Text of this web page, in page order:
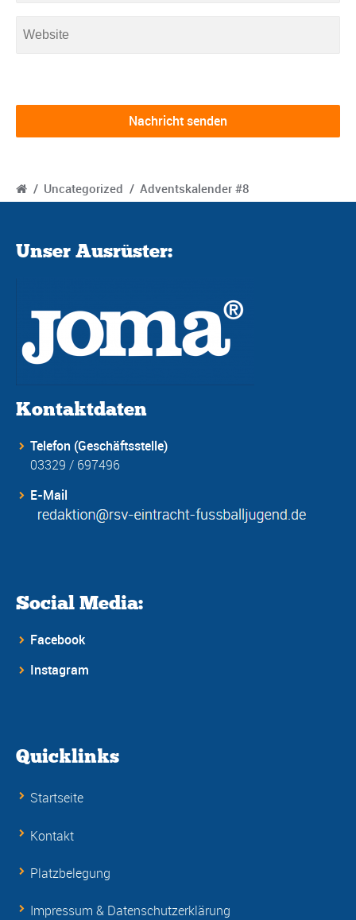
/ Uncategorized / Adventskalender #8
Unser Ausrüster:
Kontaktdaten
Telefon (Geschäftsstelle)
03329 / 697496
E-Mail
Social Media:
Facebook
Instagram
Quicklinks
Startseite
Kontakt
Platzbelegung
Impressum & Datenschutzerklärung